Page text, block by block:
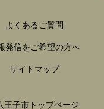
よくあるご質問
発信をご希望の方へ
サイトマップ
王子市トップページ